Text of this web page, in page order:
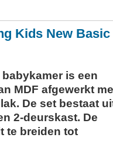
Kids New Basic
is een
MDF afgewerkt
De set bestaat
2-deurskast. De
te breiden tot